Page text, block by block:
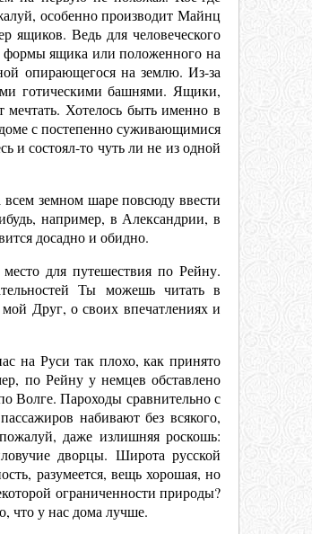
особенно производит Майнц
ящиков. Ведь для человеческого
формы ящика или положенного на
опирающегося на землю. Из-за
готическими башнями. Ящики,
Хотелось быть именно в
доме с постепенно суживающимися
и состоял-то чуть ли не из одной
земном шаре повсюду ввести
например, в Александрии, в
досадно и обидно.
для путешествия по Рейну.
Ты можешь читать в
Друг, о своих впечатлениях и
на Руси так плохо, как принято
по Рейну у немцев обставлено
Волге. Пароходы сравнительно с
набивают без всякого,
даже излишняя роскошь:
дворцы. Широта русской
разумеется, вещь хорошая, но
ограниченности природы?
что у нас дома лучше.